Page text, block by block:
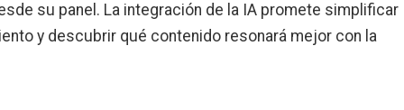
su panel. La integración de la IA promete simplificar
y descubrir qué contenido resonará mejor con la